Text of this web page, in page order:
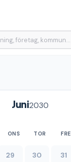
Juni2030
ONS TOR FRE
29 30 31